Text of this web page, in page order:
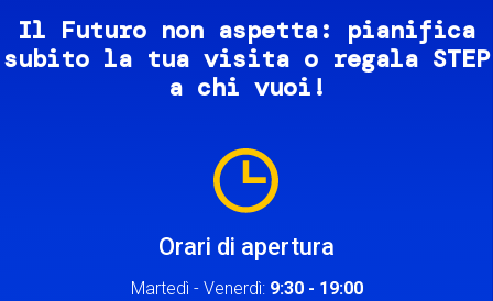
Il Futuro non aspetta: pianifica
subito la tua visita o regala STEP
a chi vuoi!
Orari di apertura
Martedì - Venerdì: 9:30 - 19:00